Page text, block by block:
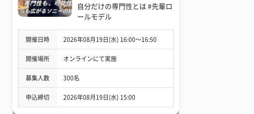
自分だけの専門性とは #先輩ロ
ールモデル
開催日時 2026年08月19日(水) 16:00〜16:50
開催場所 オンラインにて実施
募集人数 300名
申込締切 2026年08月19日(水) 15:00